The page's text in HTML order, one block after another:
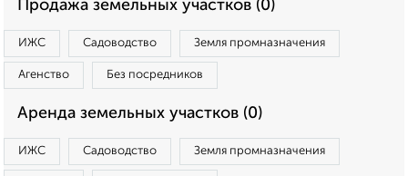
Продажа земельных участков (0)
ИЖС Садоводство Земля промназначения
Агенство Без посредников
Аренда земельных участков (0)
ИЖС Садоводство Земля промназначения